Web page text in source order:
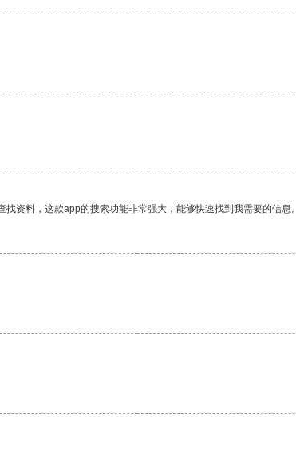
资料，这款app的搜索功能非常强大，能够快速找到我需要的信息。